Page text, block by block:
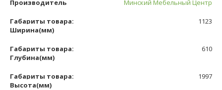
Производитель Минский Мебельный Центр
Габариты товара:
Ширина(мм)
1123
Габариты товара:
Глубина(мм)
610
Габариты товара:
Высота(мм)
1997